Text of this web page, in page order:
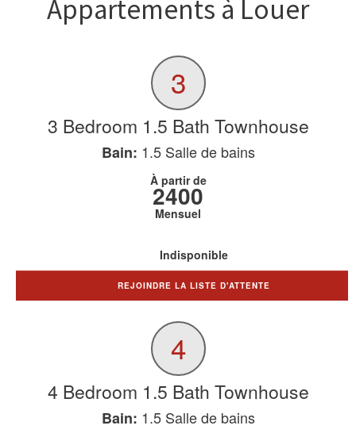
Appartements à Louer
3
3 Bedroom 1.5 Bath Townhouse
Bain: 1.5Salle de bains
À partir de
2400
Mensuel
Indisponible
REJOINDRE LA LISTE D'ATTENTE
4
4 Bedroom 1.5 Bath Townhouse
Bain: 1.5Salle de bains